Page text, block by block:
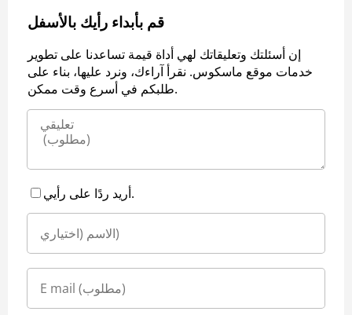
قم بأبداء رأيك بالأسفل
إن أسئلتك وتعليقاتك لهي أداة قيمة تساعدنا على تطوير
خدمات موقع ماسكوس. نقرأ آراءك، ونرد عليها، بناء على
طلبكم في أسرع وقت ممكن.
أريد ردًا على رأيي.